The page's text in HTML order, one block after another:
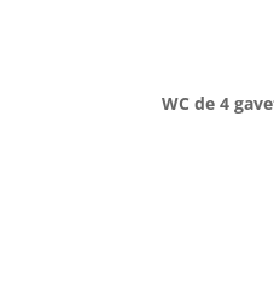
WC de 4